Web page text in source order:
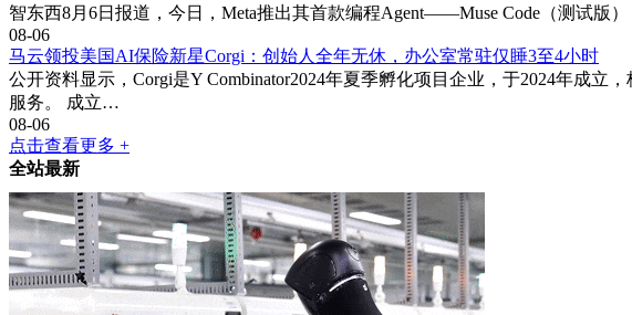
智东西8月6日报道，今日，Meta推出其首款编程Agent——Muse Code（测试版
08-06
马云领投美国AI保险新星Corgi：创始人全年无休，办公室常驻仅睡3至4小时
公开资料显示，Corgi是Y Combinator2024年夏季孵化项目企业，于2024年成
服务。 成立…
08-06
点击查看更多 +
全站最新